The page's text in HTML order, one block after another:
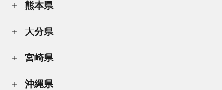
熊本県
大分県
宮崎県
沖縄県